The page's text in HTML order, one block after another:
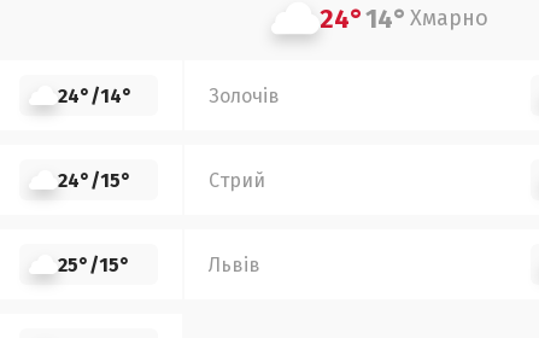
24°14° Хмарно
24°/14° Золочів
24°/15° Стрий
25°/15° Львів